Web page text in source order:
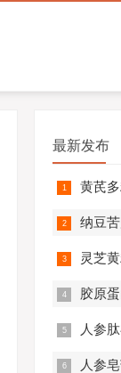
最新发布
黄芪多糖与提
纳豆苦瓜肽对
灵芝黄精复
胶原蛋白复合
人参肽在
人参皂苷改